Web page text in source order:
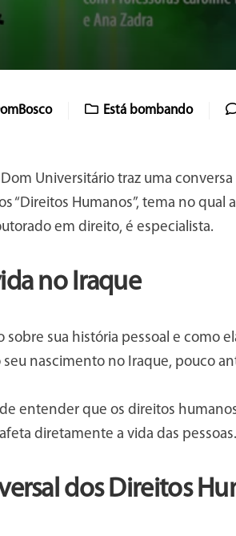
Está bombando
Universitário traz uma
“Direitos Humanos”, tema no qual
em direito, é especialista.
no Iraque
sua história pessoal e como
nascimento no Iraque, pouco
entender que os direitos
diretamente a vida das pessoas.
dos Direitos